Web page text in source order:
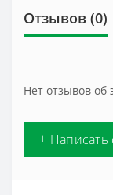
Отзывов (0)
Нет отзывов об
+ Написать